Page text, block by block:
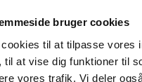
bruger cookies
til at tilpasse vores
til at vise dig funktioner til
vores trafik. Vi deler